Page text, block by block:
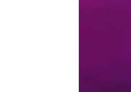
[속보] 뉴욕증시, 혼
축구협회, 15년 전 심
경찰, '홍명보는 2순위'
[속보]합참 "北 발사체는
日방위성, 北이 동해로 쏜
[속보] SKT, 에이닷 서비
[속보]합참 "북, 동해상으